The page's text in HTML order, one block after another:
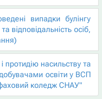
випадки булінгу
відповідальність осіб,
протидію насильству та
освіти у ВСП
фаховий коледж СНАУ"